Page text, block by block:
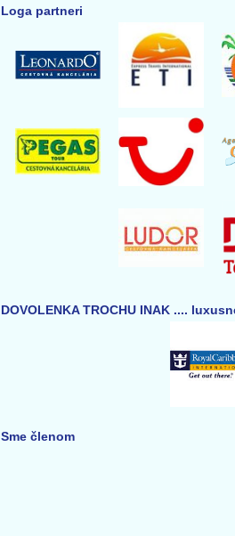
Loga partneri
DOVOLENKA TROCHU INAK ....
Sme členom